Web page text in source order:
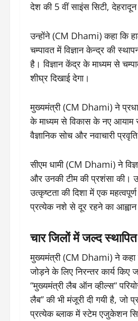
देश की 5 वीं साइंस सिटी,
उन्होंने (CM Dhami) कहा कि
चम्पावत में विज्ञान केन्द्र की
है। विज्ञान केंद्र के माध्यम से
शीघ्र दिखाई देगा।
मुख्यमंत्री (CM Dhami) ने
के माध्यम से विकास के नए आयाम
वैज्ञानिक सोच और नवाचारी
सीएम धामी (CM Dhami) ने
और उनकी टीम की प्रशंसा की।
उत्कृष्टता की दिशा में एक
प्रत्येक नशे से दूर रहने का आह्वान
चार जिलों में जल्द स्थापित
मुख्यमंत्री (CM Dhami) ने कहा
जोड़ने के लिए निरन्तर कार्य किए
“मुख्यमंत्री लैब ऑन व्हील्स“
लैब’’ की भी मंजूरी दी गयी है, जो
प्रत्येक ब्लाक में स्टेम एजुकेशन